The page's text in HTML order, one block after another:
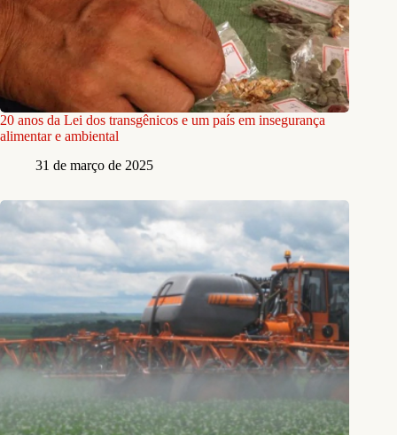
20 anos da Lei dos transgênicos e um país em insegurança
alimentar e ambiental
31 de março de 2025